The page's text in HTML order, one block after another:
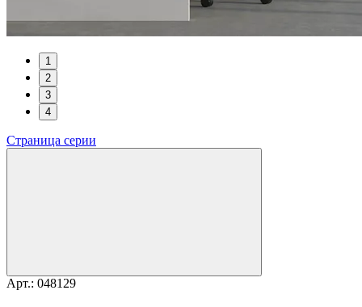
1
2
3
4
Страница серии
Арт.: 048129